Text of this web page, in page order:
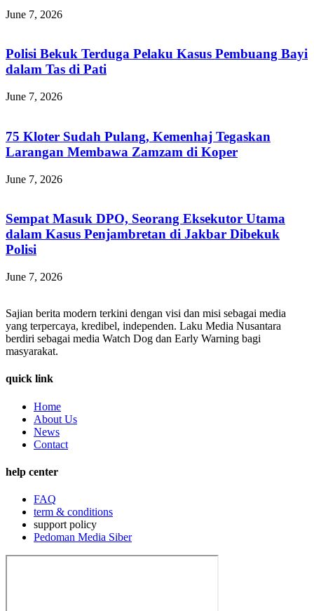
June 7, 2026
Polisi Bekuk Terduga Pelaku Kasus Pembuang Bayi
dalam Tas di Pati
June 7, 2026
75 Kloter Sudah Pulang, Kemenhaj Tegaskan
Larangan Membawa Zamzam di Koper
June 7, 2026
Sempat Masuk DPO, Seorang Eksekutor Utama
dalam Kasus Penjambretan di Jakbar Dibekuk
Polisi
June 7, 2026
Sajian berita modern terkini dengan visi dan misi sebagai media
yang terpercaya, kredibel, independen. Laku Media Nusantara
berdiri sebagai media Watch Dog dan Early Warning bagi
masyarakat.
quick link
Home
About Us
News
Contact
help center
FAQ
term & conditions
support policy
Pedoman Media Siber